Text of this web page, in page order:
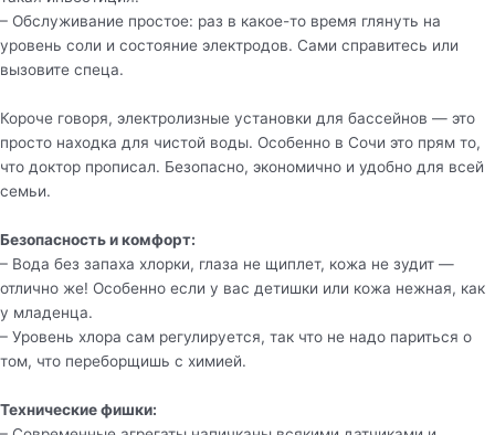
– Обслуживание простое: раз в какое-то время глянуть на
уровень соли и состояние электродов. Сами справитесь или
вызовите спеца.
Короче говоря, электролизные установки для бассейнов — это
просто находка для чистой воды. Особенно в Сочи это прям то,
что доктор прописал. Безопасно, экономично и удобно для всей
семьи.
Безопасность и комфорт:
– Вода без запаха хлорки, глаза не щиплет, кожа не зудит —
отлично же! Особенно если у вас детишки или кожа нежная, как
у младенца.
– Уровень хлора сам регулируется, так что не надо париться о
том, что переборщишь с химией.
Технические фишки: